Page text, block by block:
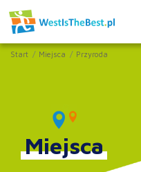
Start Miejsca Przyroda
Miejsca